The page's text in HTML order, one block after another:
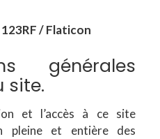
/ Flaticon
générales
site.
et l’accès à ce site
pleine et entière des